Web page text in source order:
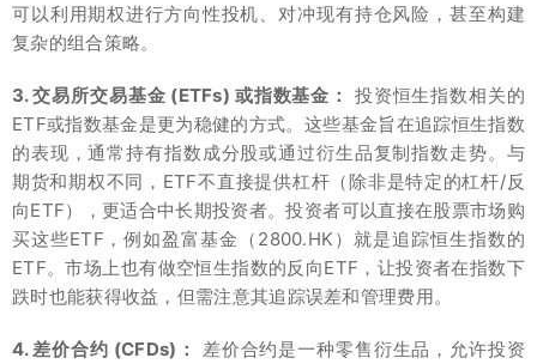
可以利用期权进行方向性投机、对冲现有持仓风险，甚至构建
复杂的组合策略。
3. 交易所交易基金 (ETFs) 或指数基金：
投资恒生指数相关的
ETF或指数基金是更为稳健的方式。这些基金旨在追踪恒生指数
的表现，通常持有指数成分股或通过衍生品复制指数走势。与
期货和期权不同，ETF不直接提供杠杆（除非是特定的杠杆/反
向ETF），更适合中长期投资者。投资者可以直接在股票市场购
买这些ETF，例如盈富基金（2800.HK）就是追踪恒生指数的
ETF。市场上也有做空恒生指数的反向ETF，让投资者在指数下
跌时也能获得收益，但需注意其追踪误差和管理费用。
4. 差价合约 (CFDs)：
差价合约是一种零售衍生品，允许投资